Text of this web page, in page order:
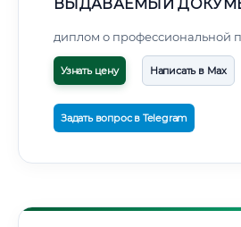
ВЫДАВАЕМЫЙ
диплом о профессиональной
Узнать цену Написать в Max
Задать вопрос в Telegram